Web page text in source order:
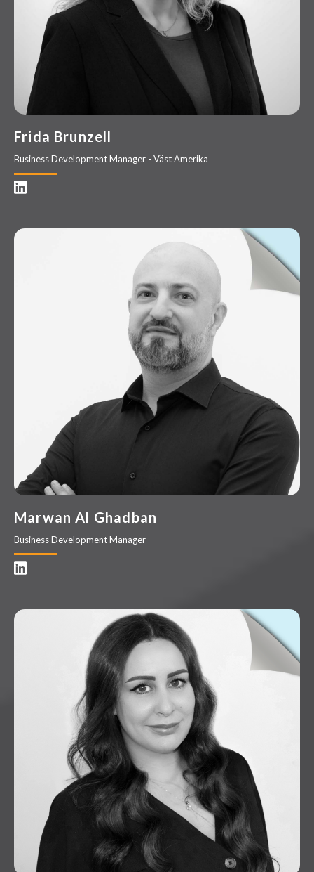
Frida Brunzell
Business Development Manager - Väst Amerika
Marwan Al Ghadban
Business Development Manager